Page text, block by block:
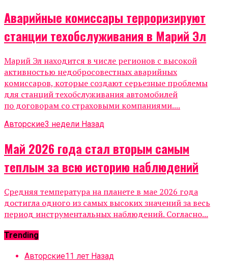
Аварийные комиссары терроризируют
станции техобслуживания в Марий Эл
Марий Эл находится в числе регионов с высокой
активностью недобросовестных аварийных
комиссаров, которые создают серьезные проблемы
для станций техобслуживания автомобилей
по договорам со страховыми компаниями....
Авторские3 недели Назад
Май 2026 года стал вторым самым
теплым за всю историю наблюдений
Средняя температура на планете в мае 2026 года
достигла одного из самых высоких значений за весь
период инструментальных наблюдений. Согласно...
Trending
Авторские11 лет Назад